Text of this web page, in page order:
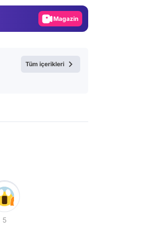
Magazin
Tüm içerikleri
5